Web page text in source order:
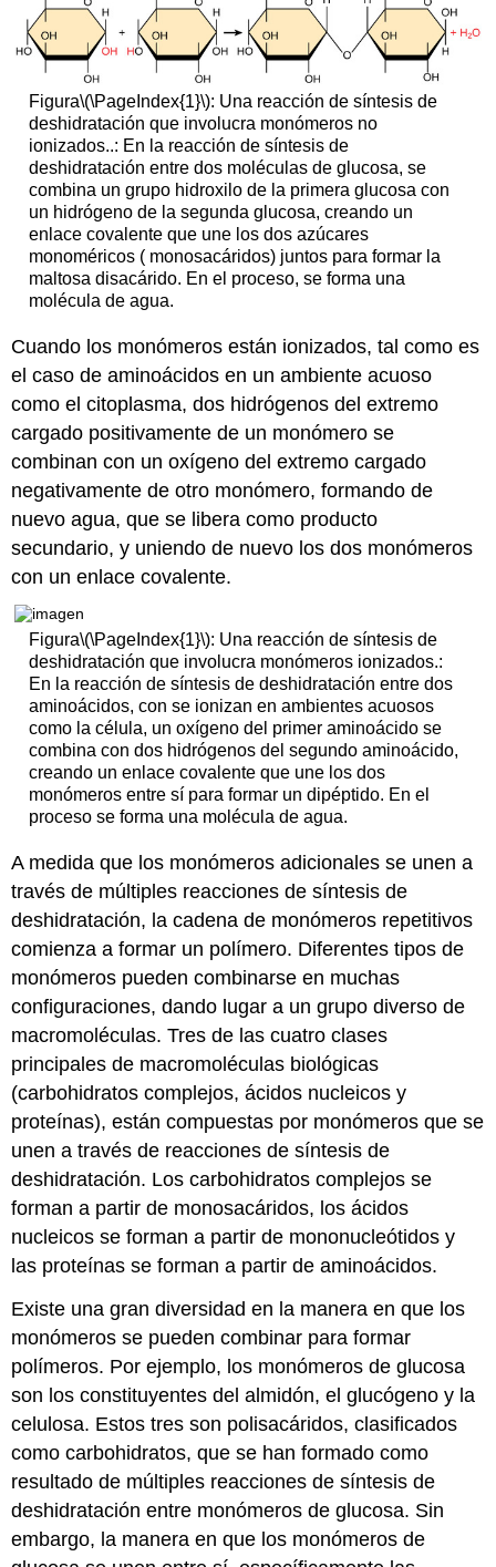
Figura\(\PageIndex{1}\): Una reacción de síntesis de
deshidratación que involucra monómeros no
ionizados..: En la reacción de síntesis de
deshidratación entre dos moléculas de glucosa, se
combina un grupo hidroxilo de la primera glucosa con
un hidrógeno de la segunda glucosa, creando un
enlace covalente que une los dos azúcares
monoméricos ( monosacáridos) juntos para formar la
maltosa disacárido. En el proceso, se forma una
molécula de agua.
Cuando los monómeros están ionizados, tal como es
el caso de aminoácidos en un ambiente acuoso
como el citoplasma, dos hidrógenos del extremo
cargado positivamente de un monómero se
combinan con un oxígeno del extremo cargado
negativamente de otro monómero, formando de
nuevo agua, que se libera como producto
secundario, y uniendo de nuevo los dos monómeros
con un enlace covalente.
Figura\(\PageIndex{1}\): Una reacción de síntesis de
deshidratación que involucra monómeros ionizados.:
En la reacción de síntesis de deshidratación entre dos
aminoácidos, con se ionizan en ambientes acuosos
como la célula, un oxígeno del primer aminoácido se
combina con dos hidrógenos del segundo aminoácido,
creando un enlace covalente que une los dos
monómeros entre sí para formar un dipéptido. En el
proceso se forma una molécula de agua.
A medida que los monómeros adicionales se unen a
través de múltiples reacciones de síntesis de
deshidratación, la cadena de monómeros repetitivos
comienza a formar un polímero. Diferentes tipos de
monómeros pueden combinarse en muchas
configuraciones, dando lugar a un grupo diverso de
macromoléculas. Tres de las cuatro clases
principales de macromoléculas biológicas
(carbohidratos complejos, ácidos nucleicos y
proteínas), están compuestas por monómeros que se
unen a través de reacciones de síntesis de
deshidratación. Los carbohidratos complejos se
forman a partir de monosacáridos, los ácidos
nucleicos se forman a partir de mononucleótidos y
las proteínas se forman a partir de aminoácidos.
Existe una gran diversidad en la manera en que los
monómeros se pueden combinar para formar
polímeros. Por ejemplo, los monómeros de glucosa
son los constituyentes del almidón, el glucógeno y la
celulosa. Estos tres son polisacáridos, clasificados
como carbohidratos, que se han formado como
resultado de múltiples reacciones de síntesis de
deshidratación entre monómeros de glucosa. Sin
embargo, la manera en que los monómeros de